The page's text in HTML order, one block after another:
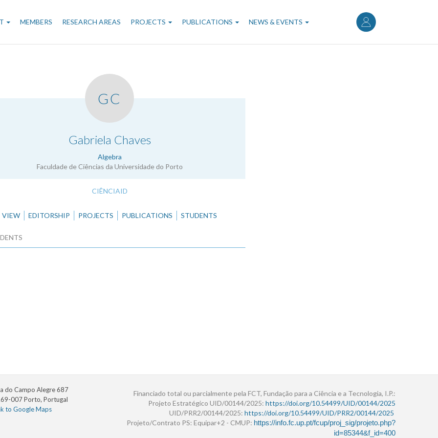
User
account
menu
MEMBERS RESEARCH AREAS PROJECTS PUBLICATIONS NEWS & EVENTS
GC
Gabriela Chaves
Algebra
Faculdade de Ciências da Universidade do Porto
CIÊNCIAID
VIEW EDITORSHIP PROJECTS PUBLICATIONS STUDENTS
do Campo Alegre 687
007 Porto, Portugal
to Google Maps
Financiado total ou parcialmente pela FCT, Fundação para a Ciência e a Tecnologia, I.P.:
Projeto Estratégico UID/00144/2025: https://doi.org/10.54499/UID/00144/2025
UID/PRR2/00144/2025: https://doi.org/10.54499/UID/PRR2/00144/2025
Projeto/Contrato PS: Equipar+2 - CMUP: https://info.fc.up.pt/fcup/proj_sig/projeto.php?
id=85344&f_id=400